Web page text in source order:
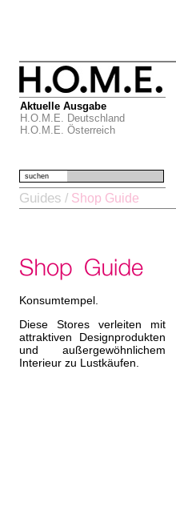
Aktuelle Ausgabe
H.O.M.E. Deutschland
H.O.M.E. Österreich
suchen
Guides / Shop Guide
Konsumtempel.
Diese Stores verleiten mit
attraktiven Designprodukten
und außergewöhnlichem
Interieur zu Lustkäufen.